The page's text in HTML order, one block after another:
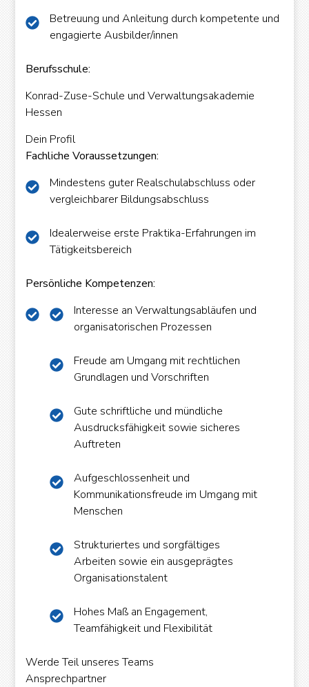
powered by WPCookiePro
Betreuung und Anleitung durch kompetente und
engagierte Ausbilder/innen
Berufsschule:
Konrad-Zuse-Schule und Verwaltungsakademie
Hessen
Dein Profil
Fachliche Voraussetzungen:
Mindestens guter Realschulabschluss oder
vergleichbarer Bildungsabschluss
Idealerweise erste Praktika-Erfahrungen im
Tätigkeitsbereich
Persönliche Kompetenzen:
Interesse an Verwaltungsabläufen und
organisatorischen Prozessen
Freude am Umgang mit rechtlichen
Grundlagen und Vorschriften
Gute schriftliche und mündliche
Ausdrucksfähigkeit sowie sicheres
Auftreten
Aufgeschlossenheit und
Kommunikationsfreude im Umgang mit
Menschen
Strukturiertes und sorgfältiges
Arbeiten sowie ein ausgeprägtes
Organisationstalent
Hohes Maß an Engagement,
Teamfähigkeit und Flexibilität
Werde Teil unseres Teams
Ansprechpartner